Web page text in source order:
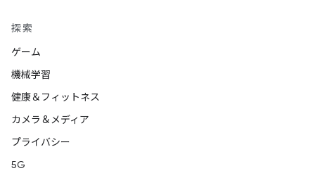
探索
ゲーム
機械学習
健康＆フィットネス
カメラ＆メディア
プライバシー
5G